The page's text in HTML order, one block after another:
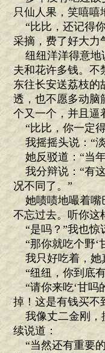
只仙人果，笑嘻嘻
“比比，还记得你
采摘，费了好大力
纽纽洋洋得意地
夫和花许多钱。不
东往长安送荔枝的
透，也不愿多动脑
个又一个，并且逼
“比比，你一定
我摇摇头说：“淡
她反驳道：“当年
我分辩说：“有这
况不同了。”
她啧啧地嘬着嘴
不忘过去。听你这
“是吗？”我也惊
“那你就吃个野‘
我只好吃着，她
“纽纽，你到底有
“请你来吃‘甘吗
掉！这是有钱买不
我像丈二金刚，
续说道：
“当然还有重要的